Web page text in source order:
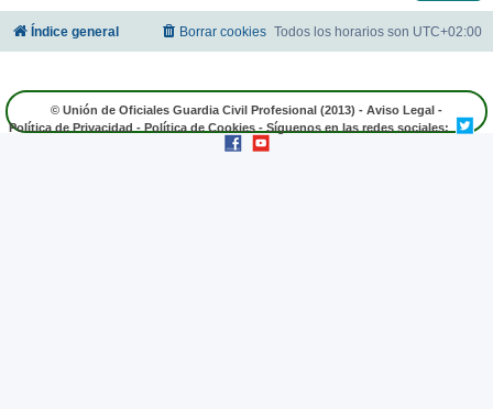
Índice general Todos los horarios son UTC+02:00
Borrar cookies
© Unión de Oficiales Guardia Civil Profesional (2013) - Aviso Legal -
Política de Privacidad-Política de Cookies- Síguenos en las redes sociales: